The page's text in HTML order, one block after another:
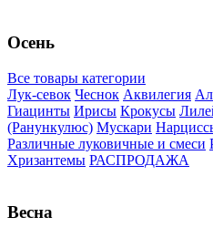
Осень
Все товары категории
Лук-севок Чеснок Аквилегия
Гиацинты Ирисы Крокусы
(Ранункулюс) Мускари
Различные луковичные и смеси
Хризантемы РАСПРОДАЖА
Весна